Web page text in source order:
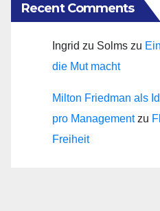
Recent Comments
Ingrid zu Solms zu
die Mut macht
Milton Friedman als
pro Managementzu
Freiheit